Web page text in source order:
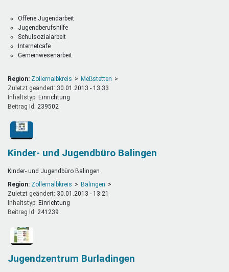
Offene Jugendarbeit
Jugendberufshilfe
Schulsozialarbeit
Internetcafe
Gemeinwesenarbeit
Region: Zollernalbkreis
Meßstetten
Zuletzt geändert: 30.01.2013 - 13:33
Inhaltstyp:
einrichtung
Beitrag Id: 239502
Kinder- und Jugendbüro Balingen
Kinder- und Jugendbüro Balingen
Region: Zollernalbkreis
Balingen
Zuletzt geändert: 30.01.2013 - 13:21
Inhaltstyp:
einrichtung
Beitrag Id: 241239
Jugendzentrum Burladingen